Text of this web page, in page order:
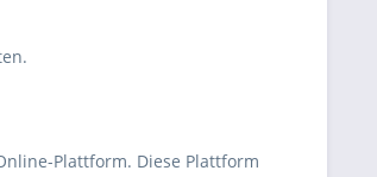
Plattform. Diese Plattform